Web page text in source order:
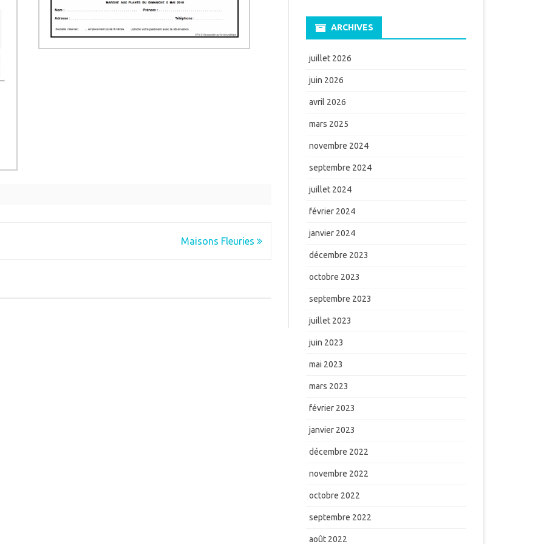
Maisons Fleuries
ARCHIVES
juillet 2026
juin 2026
avril 2026
mars 2025
novembre 2024
septembre 2024
juillet 2024
février 2024
janvier 2024
décembre 2023
octobre 2023
septembre 2023
juillet 2023
juin 2023
mai 2023
mars 2023
février 2023
janvier 2023
décembre 2022
novembre 2022
octobre 2022
septembre 2022
août 2022